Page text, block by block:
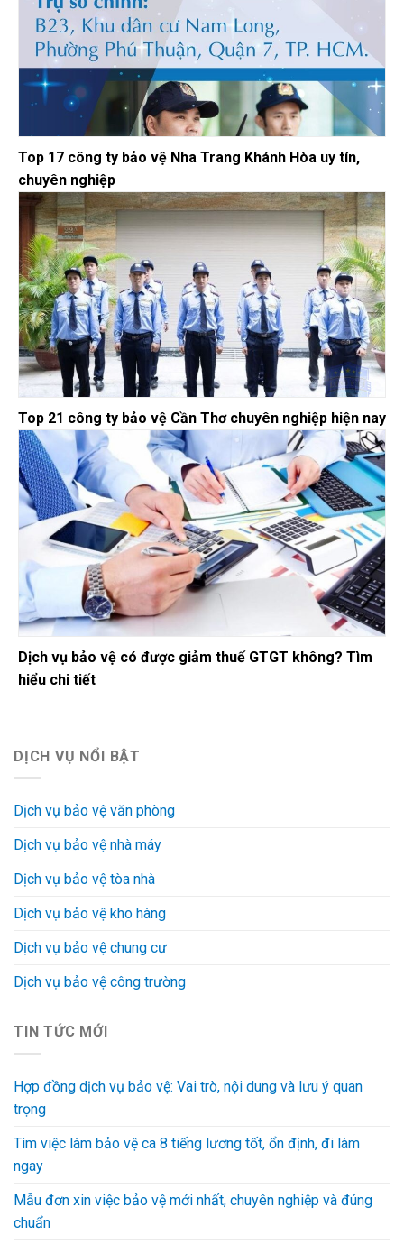
Top 17 công ty bảo vệ Nha Trang Khánh Hòa uy tín,
chuyên nghiệp
Top 21 công ty bảo vệ Cần Thơ chuyên nghiệp hiện nay
Dịch vụ bảo vệ có được giảm thuế GTGT không? Tìm
hiểu chi tiết
DỊCH VỤ NỔI BẬT
Dịch vụ bảo vệ văn phòng
Dịch vụ bảo vệ nhà máy
Dịch vụ bảo vệ tòa nhà
Dịch vụ bảo vệ kho hàng
Dịch vụ bảo vệ chung cư
Dịch vụ bảo vệ công trường
TIN TỨC MỚI
Hợp đồng dịch vụ bảo vệ: Vai trò, nội dung và lưu ý quan
trọng
Tìm việc làm bảo vệ ca 8 tiếng lương tốt, ổn định, đi làm
ngay
Mẫu đơn xin việc bảo vệ mới nhất, chuyên nghiệp và đúng
chuẩn